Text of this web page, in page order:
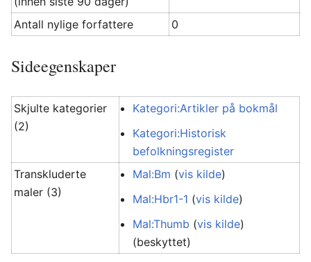
Antall nylige forfattere 0
Sideegenskaper
Skjulte kategorier
(2)
Kategori:Artikler på bokmål
Kategori:Historisk
befolkningsregister
Transkluderte
maler (3)
Mal:Bm (vis kilde)
Mal:Hbr1-1 (vis kilde)
Mal:Thumb (vis kilde)
(beskyttet)